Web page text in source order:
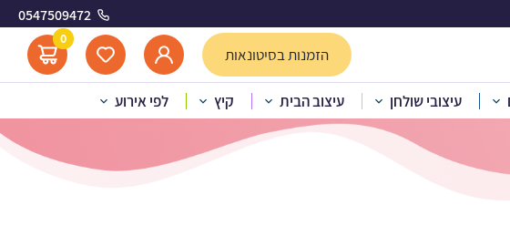
0547509472
הזמנות בסיטונאות
0
עיצובי שולחן עיצוב הבית קיץ לפי אירוע ואביזרים